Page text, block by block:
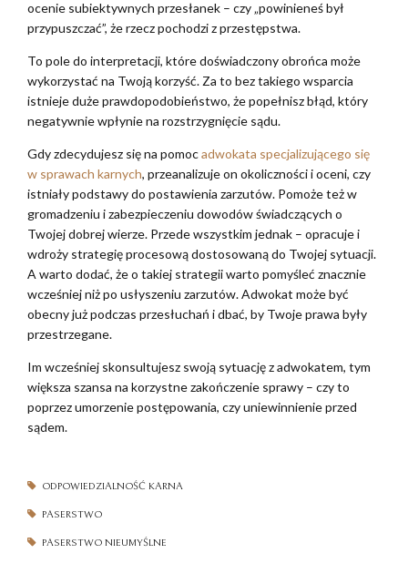
ocenie subiektywnych przesłanek – czy „powinieneś był
przypuszczać”, że rzecz pochodzi z przestępstwa.
To pole do interpretacji, które doświadczony obrońca może
wykorzystać na Twoją korzyść. Za to bez takiego wsparcia
istnieje duże prawdopodobieństwo, że popełnisz błąd, który
negatywnie wpłynie na rozstrzygnięcie sądu.
Gdy zdecydujesz się na pomocadwokata specjalizującego się
w sprawach karnych, przeanalizuje on okoliczności i oceni, czy
istniały podstawy do postawienia zarzutów. Pomoże też w
gromadzeniu i zabezpieczeniu dowodów świadczących o
Twojej dobrej wierze. Przede wszystkim jednak – opracuje i
wdroży strategię procesową dostosowaną do Twojej sytuacji.
A warto dodać, że o takiej strategii warto pomyśleć znacznie
wcześniej niż po usłyszeniu zarzutów. Adwokat może być
obecny już podczas przesłuchań i dbać, by Twoje prawa były
przestrzegane.
Im wcześniej skonsultujesz swoją sytuację z adwokatem, tym
większa szansa na korzystne zakończenie sprawy – czy to
poprzez umorzenie postępowania, czy uniewinnienie przed
sądem.
ODPOWIEDZIALNOŚĆ KARNA
PASERSTWO
PASERSTWO NIEUMYŚLNE